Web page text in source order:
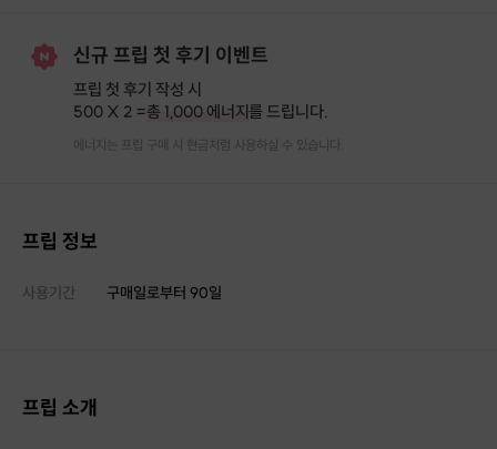
신규 프립 첫 후기 이벤트
프립 첫 후기 작성 시
500 X 2 =총 1,000 에너지를 드립니다.
에너지는 프립 구매 시 현금처럼 사용하실 수 있습니다.
프립 정보
사용기간 구매일로부터 90일
프립 소개